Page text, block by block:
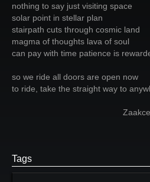
nothing to say just visiting space
solar point in stellar plan
stairpath cuts through cosmic land
magma of thoughts lava of soul
can pay with time patience is
so we ride all doors are open now
to ride, take the straight way to
Tags